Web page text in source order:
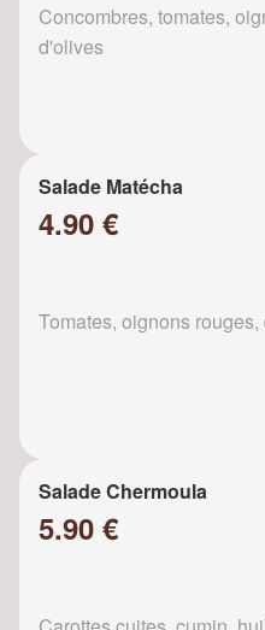
Concombres, tomates,
d'olives
Salade Matécha
4.90 €
Tomates, oignons
Salade Chermoula
5.90 €